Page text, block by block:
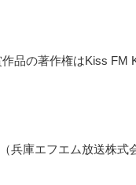
品の著作権はKiss FM
兵庫エフエム放送株式